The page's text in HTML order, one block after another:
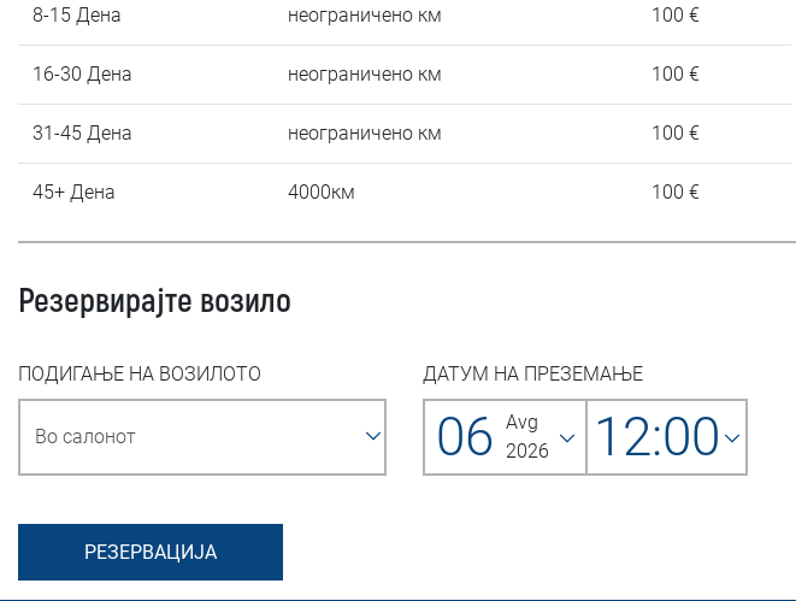
8-15 Дена неограничено км 100 €
16-30 Дена неограничено км 100 €
31-45 Дена неограничено км 100 €
45+ Дена 4000км 100 €
Резервирајте возило
ПОДИГАЊЕ НА ВОЗИЛОТО ДАТУМ НА ПРЕЗЕМАЊЕ
06 Avg
2026
12:00
РЕЗЕРВАЦИЈА